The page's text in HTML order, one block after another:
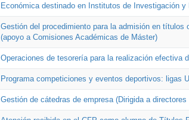
Económica destinado en Institutos de Investigación y
Gestión del procedimiento para la admisión en
(apoyo a Comisiones Académicas de Máster)
Operaciones de tesorería para la realización efectiva
Programa competiciones y eventos deportivos: ligas
Gestión de cátedras de empresa (Dirigida a